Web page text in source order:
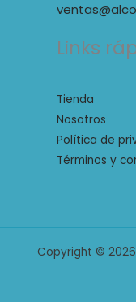
Links
Tienda
Nosotros
Política de
Términos y
Copyright ©